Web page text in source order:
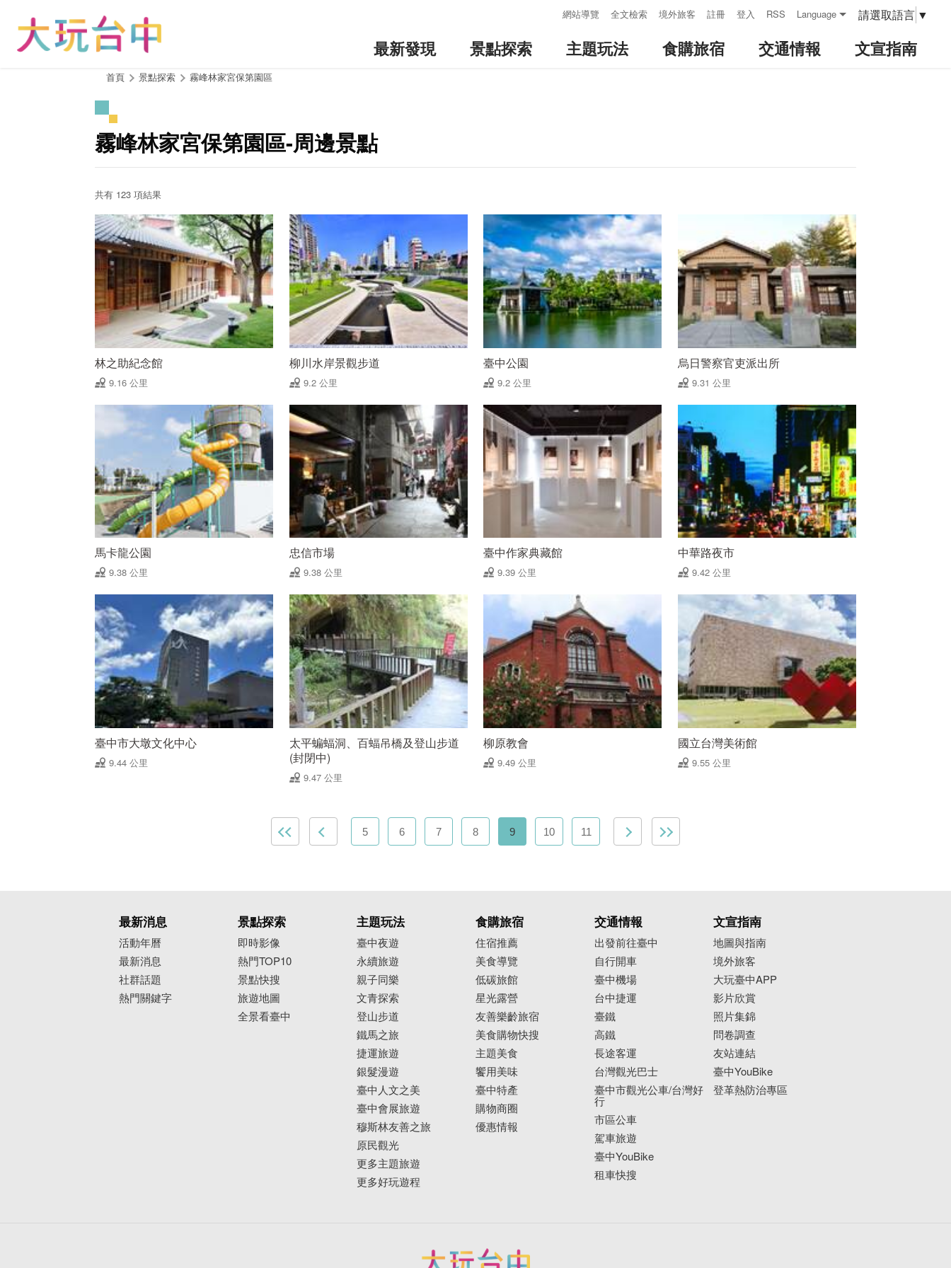
網站導覽 全文檢索 境外旅客 註冊 登入 RSS Language 請選取語言 ▼
最新發現 景點探索 主題玩法 食購旅宿 交通情報 文宣指南
首頁 景點探索 霧峰林家宮保第園區
霧峰林家宮保第園區-周邊景點
共有 123 項結果
林之助紀念館
9.16 公里
柳川水岸景觀步道
9.2 公里
臺中公園
9.2 公里
烏日警察官吏派出所
9.31 公里
馬卡龍公園
9.38 公里
忠信市場
9.38 公里
臺中作家典藏館
9.39 公里
中華路夜市
9.42 公里
臺中市大墩文化中心
9.44 公里
太平蝙蝠洞、百蝠吊橋及登山步道
(封閉中)
9.47 公里
柳原教會
9.49 公里
國立台灣美術館
9.55 公里
5 6 7 8 9 10 11
最新消息
活動年曆
最新消息
社群話題
熱門關鍵字
景點探索
即時影像
熱門TOP10
景點快搜
旅遊地圖
全景看臺中
主題玩法
臺中夜遊
永續旅遊
親子同樂
文青探索
登山步道
鐵馬之旅
捷運旅遊
銀髮漫遊
臺中人文之美
臺中會展旅遊
穆斯林友善之旅
原民觀光
更多主題旅遊
更多好玩遊程
食購旅宿
住宿推薦
美食導覽
低碳旅館
星光露營
友善樂齡旅宿
美食購物快搜
主題美食
饗用美味
臺中特產
購物商圈
優惠情報
交通情報
出發前往臺中
自行開車
臺中機場
台中捷運
臺鐵
高鐵
長途客運
台灣觀光巴士
臺中市觀光公車/台灣好
行
市區公車
駕車旅遊
臺中YouBike
租車快搜
文宣指南
地圖與指南
境外旅客
大玩臺中APP
影片欣賞
照片集錦
問卷調查
友站連結
臺中YouBike
登革熱防治專區